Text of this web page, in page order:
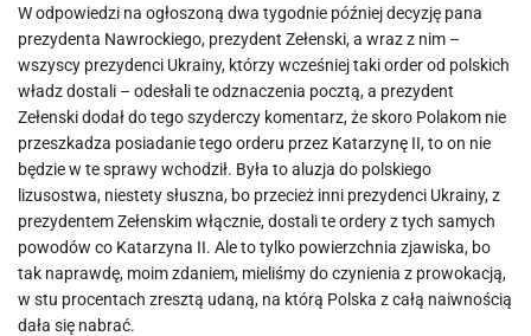
W odpowiedzi na ogłoszoną dwa tygodnie później decyzję pana
prezydenta Nawrockiego, prezydent Zełenski, a wraz z nim –
wszyscy prezydenci Ukrainy, którzy wcześniej taki order od polskich
władz dostali – odesłali te odznaczenia pocztą, a prezydent
Zełenski dodał do tego szyderczy komentarz, że skoro Polakom nie
przeszkadza posiadanie tego orderu przez Katarzynę II, to on nie
będzie w te sprawy wchodził. Była to aluzja do polskiego
lizusostwa, niestety słuszna, bo przecież inni prezydenci Ukrainy, z
prezydentem Zełenskim włącznie, dostali te ordery z tych samych
powodów co Katarzyna II. Ale to tylko powierzchnia zjawiska, bo
tak naprawdę, moim zdaniem, mieliśmy do czynienia z prowokacją,
w stu procentach zresztą udaną, na którą Polska z całą naiwnością
dała się nabrać.